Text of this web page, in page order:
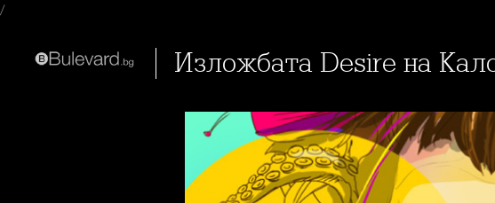
/
Изложбата Desire на